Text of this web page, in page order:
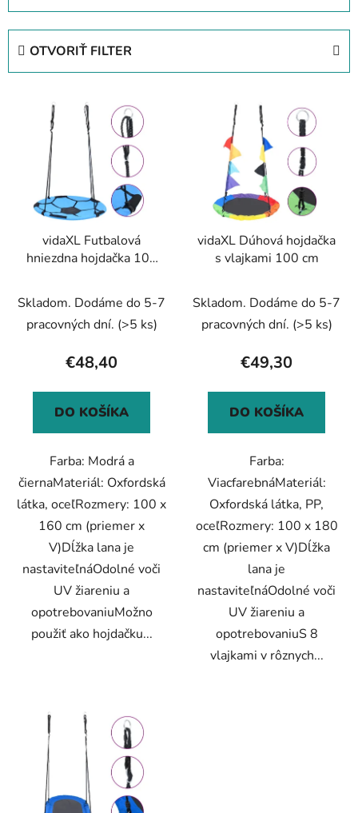
d
OTVORIŤ FILTER
vidaXL Futbalová
hniezdna hojdačka 100
Skladom. Dodáme do 5-7
pracovných dní. (>5 ks)
€48,40
DO KOŠÍKA
Farba: Modrá a
čiernaMateriál: Oxfordská
látka, oceľRozmery: 100 x
160 cm (priemer x
V)Dĺžka lana je
nastaviteľnáOdolné voči
UV žiareniu a
opotrebovaniuMožno
použiť ako hojdačku...
vidaXL Dúhová hojdačka
s vlajkami 100 cm
Skladom. Dodáme do 5-7
pracovných dní. (>5 ks)
€49,30
DO KOŠÍKA
Farba:
ViacfarebnáMateriál:
Oxfordská látka, PP,
oceľRozmery: 100 x 180
cm (priemer x V)Dĺžka
lana je
nastaviteľnáOdolné voči
UV žiareniu a
opotrebovaniuS 8
vlajkami v rôznych...